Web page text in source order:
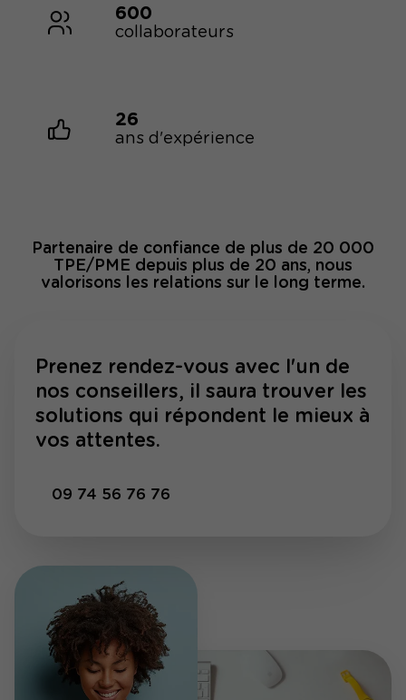
600
collaborateurs
26
ans d'expérience
Partenaire de confiance de plus de 20 000
TPE/PME depuis plus de 20 ans, nous
valorisons les relations sur le long terme.
Prenez rendez-vous avec l'un de
nos conseillers, il saura trouver les
solutions qui répondent le mieux à
vos attentes.
09 74 56 76 76